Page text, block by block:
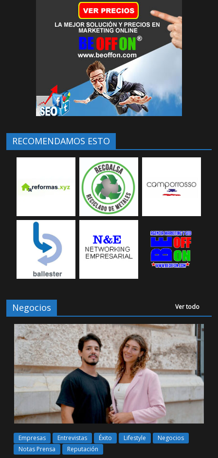
RECOMENDAMOS ESTO
Negocios Ver todo
Empresas Entrevistas Éxito Lifestyle
Negocios
Notas Prensa
Reputación